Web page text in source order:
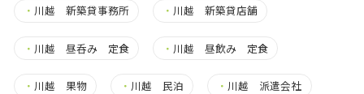
・ 川越 新築貸事務所 ・ 川越 新築貸店舗
・ 川越 昼呑み 定食 ・ 川越 昼飲み 定食
・ 川越 果物 ・ 川越 民泊 ・ 川越 派遣会社